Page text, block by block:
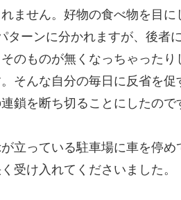
ません。好物の食べ物を目に
ターンに分かれますが、後者
のものが無くなっちゃった
そんな自分の毎日に反省を
鎖を断ち切ることにしたので
立っている駐車場に車を停
受け入れてくださいました。